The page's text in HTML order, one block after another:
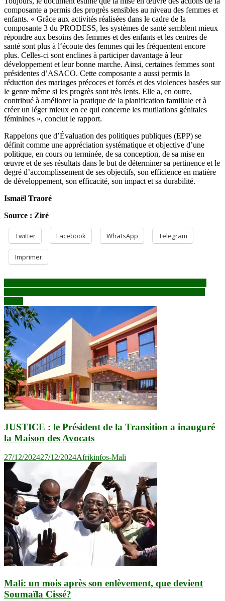
composante a permis des progrès sensibles au niveau des femmes et
enfants. « Grâce aux activités réalisées dans le cadre de la
composante 3 du PRODESS, les systèmes de santé semblent mieux
répondre aux besoins des femmes et des enfants et les centres de
santé sont plus à l‘écoute des femmes qui les fréquentent encore
plus. Celles-ci sont enclines à participer davantage à leur
développement et leur bonne marche. Ainsi, certaines femmes sont
présidentes d’ASACO. Cette composante a aussi permis la
réduction des mariages précoces et forcés et des violences basées sur
le genre même si les progrès sont très lents. Elle a, en outre,
contribué à améliorer la pratique de la planification familiale et à
créer un léger mieux en ce qui concerne les mutilations génitales
féminines », conclut le rapport.
Rappelons que d’Évaluation des politiques publiques (EPP) se
définit comme une appréciation systématique et objective d’une
politique, en cours ou terminée, de sa conception, de sa mise en
œuvre et de ses résultats dans le but de déterminer sa pertinence et le
degré d’accomplissement de ses objectifs, son efficience en matière
de développement, son efficacité, son impact et sa durabilité.
Ismaël Traoré
Source : Ziré
Twitter Facebook WhatsApp Telegram
Imprimer
Navigation
de
l’article
JUSTICE : le Président de la Transition a inauguré
la Maison des Avocats
27/12/202427/12/2024Afrikinfos-Mali
Mali: un mois après son enlèvement, que devient
Soumaïla Cissé?